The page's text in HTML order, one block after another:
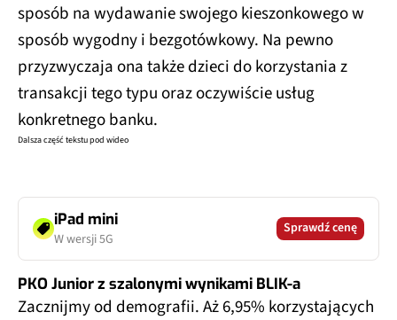
sposób na wydawanie swojego kieszonkowego w
sposób wygodny i bezgotówkowy. Na pewno
przyzwyczaja ona także dzieci do korzystania z
transakcji tego typu oraz oczywiście usług
konkretnego banku.
Dalsza część tekstu pod wideo
iPad mini
W wersji 5G
Sprawdź cenę
PKO Junior z szalonymi wynikami BLIK-a
Zacznijmy od demografii. Aż 6,95% korzystających